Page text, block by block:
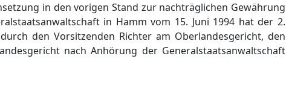
in den vorigen Stand zur nachträglichen Gewährung
in Hamm vom 15. Juni 1994 hat der 2.
den Vorsitzenden Richter am Oberlandesgericht, den
nach Anhörung der Generalstaatsanwaltschaft